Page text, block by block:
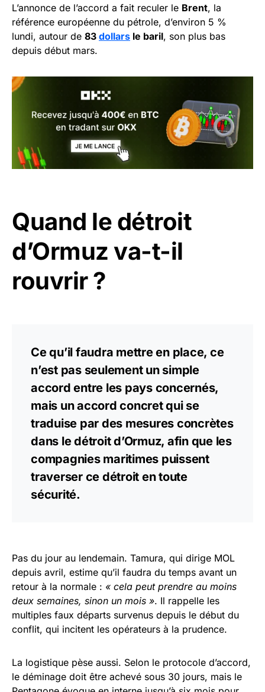
L’annonce de l’accord a fait reculer le Brent, la
référence européenne du pétrole, d’environ 5 %
lundi, autour de 83 dollars le baril, son plus bas
depuis début mars.
Quand le détroit
d’Ormuz va-t-il
rouvrir ?
Ce qu’il faudra mettre en place, ce
n’est pas seulement un simple
accord entre les pays concernés,
mais un accord concret qui se
traduise par des mesures concrètes
dans le détroit d’Ormuz, afin que les
compagnies maritimes puissent
traverser ce détroit en toute
sécurité.
Pas du jour au lendemain. Tamura, qui dirige MOL
depuis avril, estime qu’il faudra du temps avant un
retour à la normale : « cela peut prendre au moins
deux semaines, sinon un mois ». Il rappelle les
multiples faux départs survenus depuis le début du
conflit, qui incitent les opérateurs à la prudence.
La logistique pèse aussi. Selon le protocole d’accord,
le déminage doit être achevé sous 30 jours, mais le